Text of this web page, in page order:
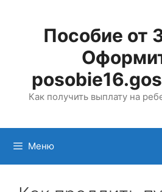
содержимомуПособие от
Как получить выплату на
Меню